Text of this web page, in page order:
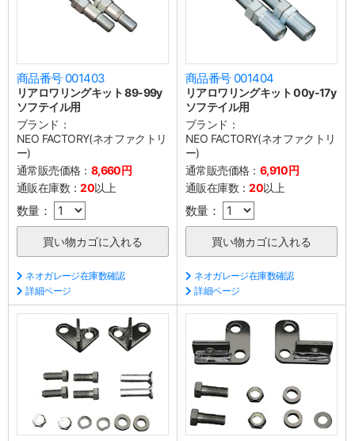
商品番号 001403
リアロワリングキット 89-99y
ソフテイル用
ブランド：
NEO FACTORY(ネオファクトリ
ー)
通常販売価格： 8,660円
通販在庫数：20以上
数量：
ネオガレージ在庫数確認
詳細ページ
商品番号 001404
リアロワリングキット 00y-17y
ソフテイル用
ブランド：
NEO FACTORY(ネオファクトリ
ー)
通常販売価格： 6,910円
通販在庫数：20以上
数量：
ネオガレージ在庫数確認
詳細ページ